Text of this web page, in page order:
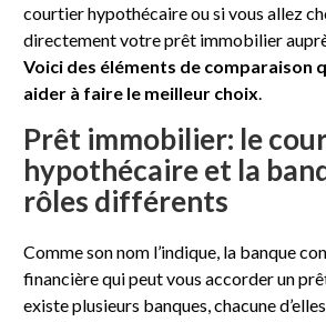
courtier hypothécaire ou si vous allez
directement votre prêt immobilier
Voici des éléments de comparaison
aider à faire le meilleur choix
Prêt immobilier: le
hypothécaire et la
rôles différents
Comme son nom l’indique, la banque
financière qui peut vous accorder un
existe plusieurs banques, chacune